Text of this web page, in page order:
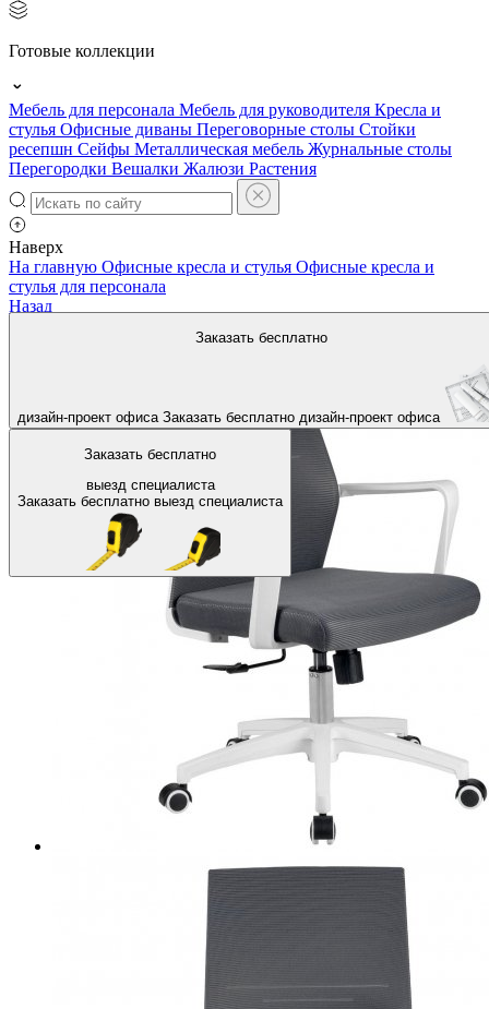
Готовые коллекции
Мебель для персонала Мебель для руководителя Кресла и
стулья Офисные диваны Переговорные столы Стойки
ресепшн Сейфы Металлическая мебель Журнальные столы
Перегородки Вешалки Жалюзи Растения
Наверх
Заказать бесплатно
дизайн-проект офиса Заказать бесплатно дизайн-проект офиса
Заказать бесплатно
выезд специалиста
Заказать бесплатно выезд специалиста
На главную Офисные кресла и стулья Офисные кресла и
стулья для персонала
Назад